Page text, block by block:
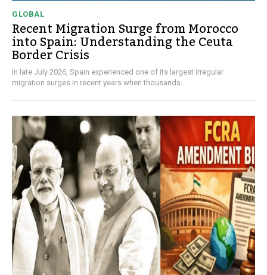
GLOBAL
Recent Migration Surge from Morocco
into Spain: Understanding the Ceuta
Border Crisis
In late July 2026, Spain experienced one of its largest irregular
migration surges in recent years when thousands...